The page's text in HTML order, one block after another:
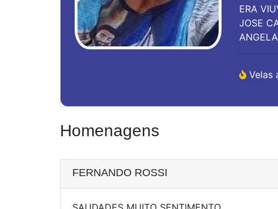
ERA
JOSE
Velas
Homenagens
FERNANDO ROSSI